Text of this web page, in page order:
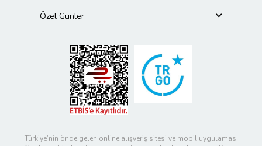
Özel Günler
Türkiye’nin önde gelen online alışveriş sitesi ve mobil uygulaması